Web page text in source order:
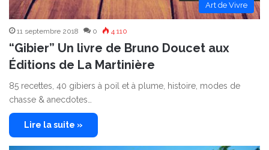
Art de Vivre
11 septembre 2018 0 4 110
“Gibier” Un livre de Bruno Doucet aux
Éditions de La Martinière
85 recettes, 40 gibiers à poil et à plume, histoire, modes de
chasse & anecdotes…
Lire la suite »